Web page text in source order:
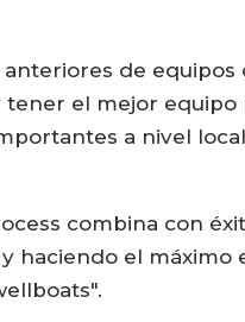
de equipos
el mejor equipo
a nivel
combina con
haciendo el máximo